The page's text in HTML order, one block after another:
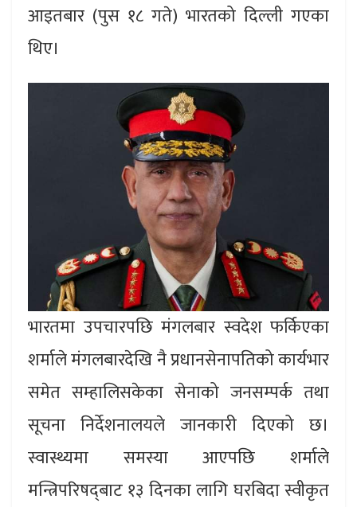
आइतबार (पुस १८ गते) भारतको दिल्ली गएका
थिए।
भारतमा उपचारपछि मंगलबार स्वदेश फर्किएका
शर्माले मंगलबारदेखि नै प्रधानसेनापतिको कार्यभार
समेत सम्हालिसकेका सेनाको जनसम्पर्क तथा
सूचना निर्देशनालयले जानकारी दिएको छ।
स्वास्थ्यमा समस्या आएपछि शर्माले
मन्त्रिपरिषद्‌बाट १३ दिनका लागि घरबिदा स्वीकृत